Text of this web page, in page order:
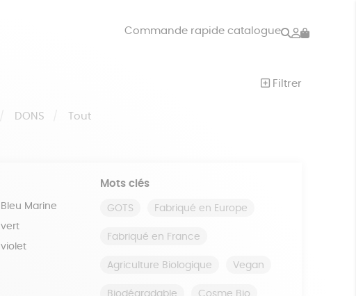
Commande rapide catalogue Rechercher
Mon
Filtrer
DONS Tout
Bleu Marine
vert
violet
Mots clés
GOTS Fabriqué en Europe
Fabriqué en France
Agriculture Biologique Vegan
Biodégradable Cosme Bio